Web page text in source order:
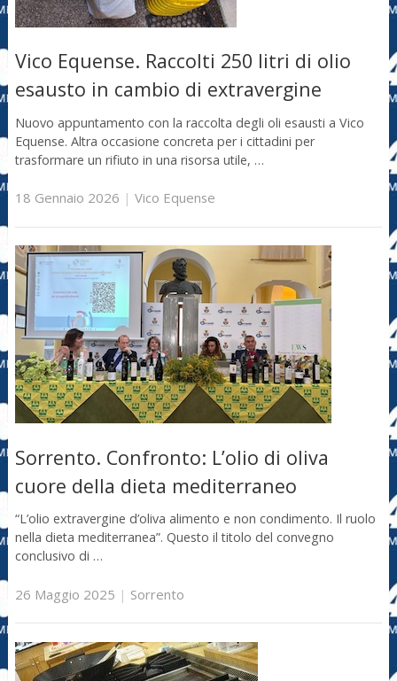
Vico Equense. Raccolti 250 litri di olio
esausto in cambio di extravergine
Nuovo appuntamento con la raccolta degli oli esausti a Vico
Equense. Altra occasione concreta per i cittadini per
trasformare un rifiuto in una risorsa utile, …
18 Gennaio 2026 | Vico Equense
Sorrento. Confronto: L’olio di oliva
cuore della dieta mediterraneo
“L’olio extravergine d’oliva alimento e non condimento. Il ruolo
nella dieta mediterranea”. Questo il titolo del convegno
conclusivo di …
26 Maggio 2025 | Sorrento